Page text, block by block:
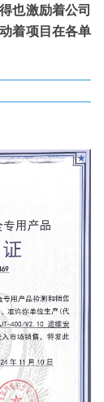
也激励着公司
着项目在各单